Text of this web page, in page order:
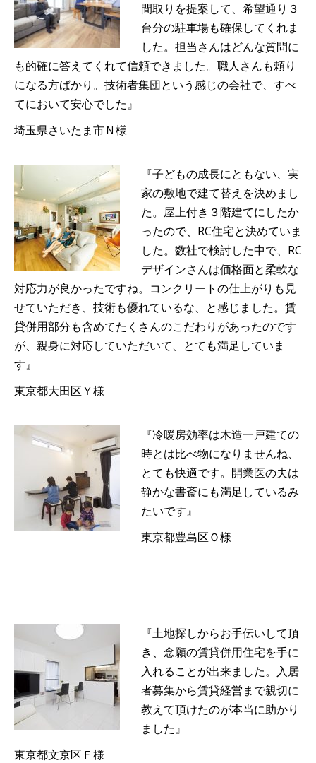
間取りを提案して、希望通り３
台分の駐車場も確保してくれま
した。担当さんはどんな質問に
も的確に答えてくれて信頼できました。職人さんも頼り
になる方ばかり。技術者集団という感じの会社で、すべ
てにおいて安心でした』
埼玉県さいたま市Ｎ様
『子どもの成長にともない、実
家の敷地で建て替えを決めまし
た。屋上付き３階建てにしたか
ったので、RC住宅と決めていま
した。数社で検討した中で、RC
デザインさんは価格面と柔軟な
対応力が良かったですね。コンクリートの仕上がりも見
せていただき、技術も優れているな、と感じました。賃
貸併用部分も含めてたくさんのこだわりがあったのです
が、親身に対応していただいて、とても満足していま
す』
東京都大田区Ｙ様
『冷暖房効率は木造一戸建ての
時とは比べ物になりませんね、
とても快適です。開業医の夫は
静かな書斎にも満足しているみ
たいです』
東京都豊島区Ｏ様
『土地探しからお手伝いして頂
き、念願の賃貸併用住宅を手に
入れることが出来ました。入居
者募集から賃貸経営まで親切に
教えて頂けたのが本当に助かり
ました』
東京都文京区Ｆ様